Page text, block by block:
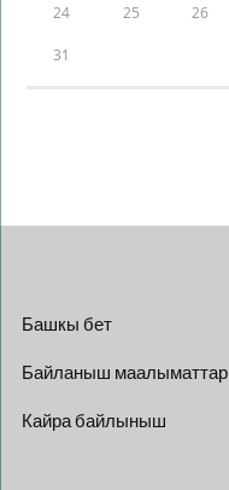
24 25 26
31
Башкы бет
Байланыш маалыматтар
Кайра байлыныш